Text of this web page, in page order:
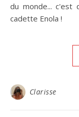
du monde... c'est
cadette Enola !
Clarisse